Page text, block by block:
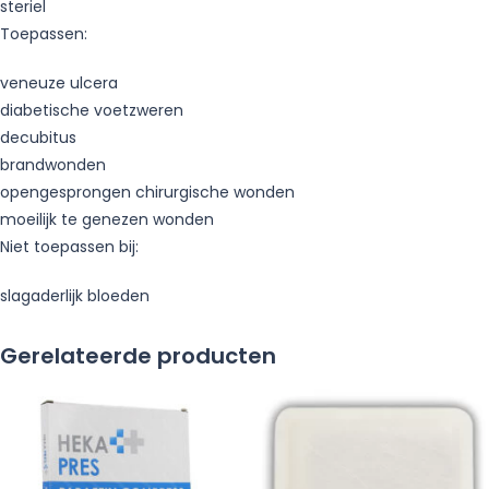
steriel
Toepassen:
veneuze ulcera
diabetische voetzweren
decubitus
brandwonden
opengesprongen chirurgische wonden
moeilijk te genezen wonden
Niet toepassen bij:
slagaderlijk bloeden
Gerelateerde producten